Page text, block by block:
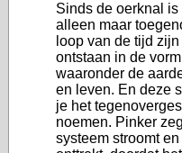
Sinds de oerknal
alleen maar
loop van de tijd
ontstaan in de
waaronder de
en leven. En deze
je het
noemen. Pinker
systeem stroomt